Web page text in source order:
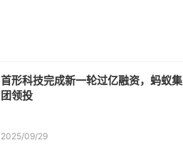
首形科技完成新一轮过亿融资，蚂蚁集
团领投
2025/09/29